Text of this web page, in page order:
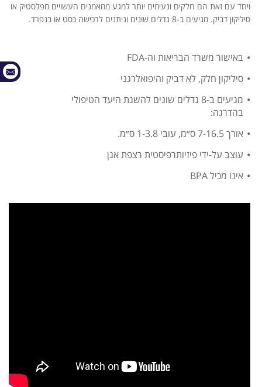
ויחד עם זאת הם חלקים ונעימים יותר למגע ממאמנים העשויים מפלסטיק או
סיליקון דביק. מגיעים ב-8 גדלים שונים וניתנים לרכישה כסט או בנפרד.
באישור משרד הבריאות וה-FDA
סיליקון חלק, לא דביק והיפואלרגני
מגיעים ב-8 גדלים שונים להשגת היעד הטיפולי
בהדרגה:
אורך 7-16.5 ס״מ, עובי 1-3.8 ס״מ.
עוצב על-ידי פיזיותרפיסטית רצפת אגן
אינו מכיל BPA